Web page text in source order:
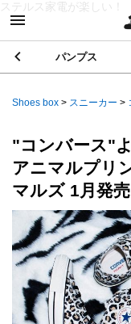
ステルス家電が楽しい！
パンプス
Shoes box > スニーカー >
"コンバース"
アニマルプリ
マルズ 1月発売